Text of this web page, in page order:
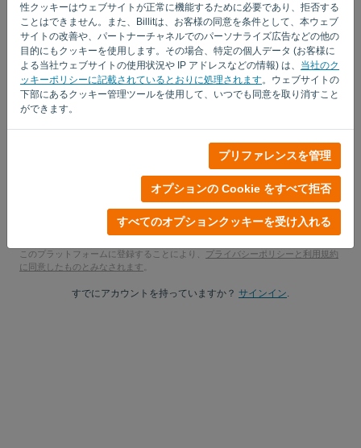
性クッキーはウェブサイトが正常に機能するために必要であり、拒否する
ことはできません。また、Billitは、お客様の同意を条件として、本ウェブ
サイトの改善や、パートナーチャネルでのパーソナライズ広告などの他の
目的にもクッキーを使用します。その場合、特定の個人データ (お客様に
よる当社ウェブサイトの使用状況や IP アドレスなどの情報) は、 当社のク
ッキーポリシーに記載されているとおりに処理されます。ウェブサイトの
下部にあるクッキー管理ツールを使用して、いつでも同意を取り消すこと
ができます。
プリファレンスを管理
オプションの Cookie をすべて拒否
すべてのオプションクッキーを受け入れる
カントリー
はい、彼は私の製品アップデートを学ぶかもしれません。.
無料トライアルを始める
紐は付いていません！100% コミットメントフリー
あなたのデータは 100% 安全です
このプラットフォームに登録することにより、 プライバシーポリシーと利用規約
に同意したものとみなされます
すでにアカウントを持っていますか？ サインイン.